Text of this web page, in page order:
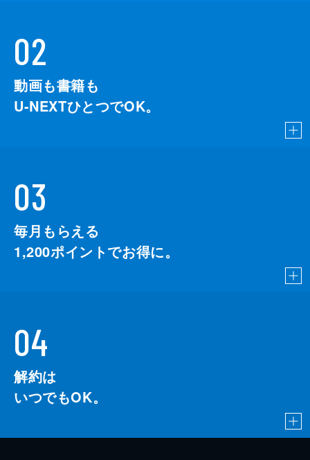
02
動画も書籍も
U-NEXTひとつでOK。
03
毎月もらえる
1,200ポイントでお得に。
04
解約は
いつでもOK。